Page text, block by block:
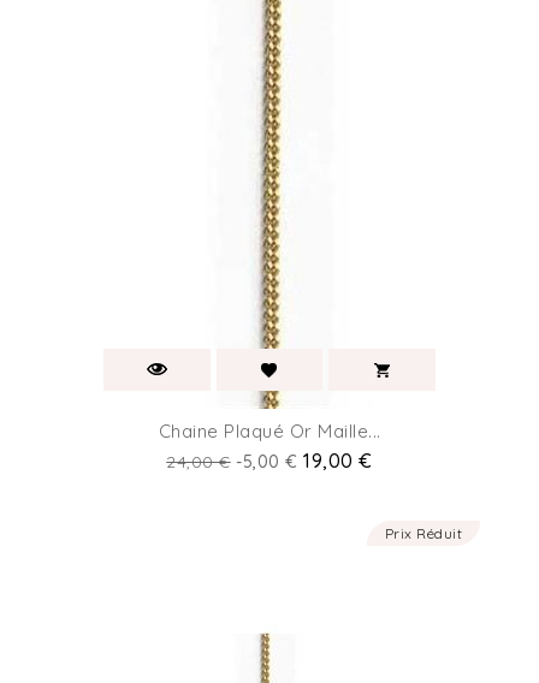
Chaine Plaqué Or Maille...
Prix
24,00 € -5,00 € Prix
19,00 €
Prix Réduit